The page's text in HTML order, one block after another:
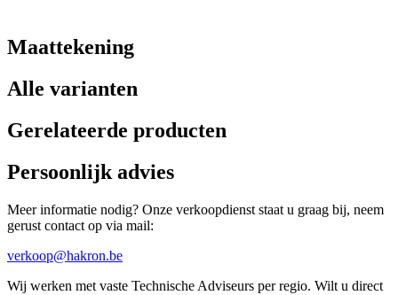
Maattekening
Alle varianten
Gerelateerde producten
Persoonlijk advies
Meer informatie nodig? Onze verkoopdienst staat u graag bij, neem
gerust contact op via mail:
verkoop@hakron.be
Wij werken met vaste Technische Adviseurs per regio. Wilt u direct